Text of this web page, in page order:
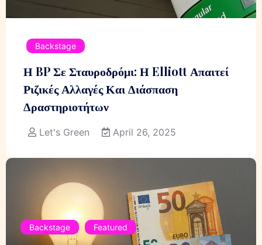
Backstage
Η BP Σε Σταυροδρόμι: Η Elliott Απαιτεί
Ριζικές Αλλαγές Και Διάσπαση
Δραστηριοτήτων
Let's Green April 26, 2025
Backstage Featured